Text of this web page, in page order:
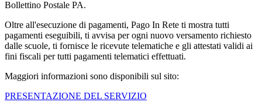
Bollettino Postale PA.
Oltre all'esecuzione di pagamenti, Pago In Rete ti mostra tutti
pagamenti eseguibili, ti avvisa per ogni nuovo versamento richiesto
dalle scuole, ti fornisce le ricevute telematiche e gli attestati validi ai
fini fiscali per tutti pagamenti telematici effettuati.
Maggiori informazioni sono disponibili sul sito:
PRESENTAZIONE DEL SERVIZIO